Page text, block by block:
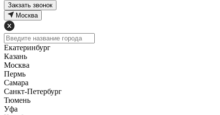
Закзать звонок
Москва
Екатеринбург
Казань
Москва
Пермь
Самара
Санкт-Петербург
Тюмень
Уфа